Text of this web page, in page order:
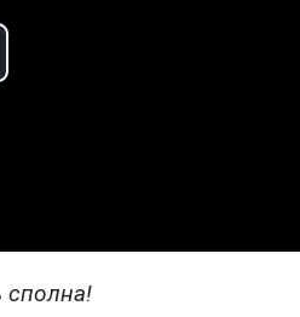
сполна!